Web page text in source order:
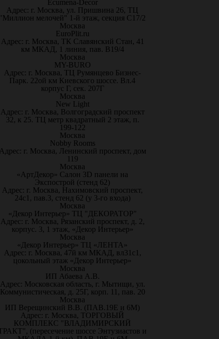
Ecumena-Decor
Адрес: г. Москва, ул. Пришвина 26, ТЦ
мелочей" 1-й этаж, секция С17/2
Москва
EuroPlit.ru
Адрес: г. Москва, ТК Славянский Стан, 41
км МКАД, 1 линия, пав. В19/4
Москва
MY-BURO
Адрес: г. Москва, ТЦ Румянцево Бизнес-
Парк. 22ой км Киевского шоссе. Вл.4
корпус Г, сек. 207Г
Москва
New Light
Адрес: г. Москва, Волгоградский проспект
32, к 25. ТЦ метр квадратный 2 этаж, п.
199-122
Москва
Nobby Rooms
г. Москва, Ленинский проспект, дом
119
Москва
«АртДекор» Салон 3D панели на
Экспострой (стенд 62)
Адрес: г. Москва, Нахимовский проспект,
24с1, пав.3, стенд 62 (у 3-го входа)
Москва
«Декор Интерьер» ТЦ "ДЕКОРАТОР"
Адрес: г. Москва, Рязанский проспект, д. 2,
корпус. 3, 1 этаж, «Декор Интерьер»
Москва
«Декор Интерьер» ТЦ «ЛЕНТА»
Адрес: г. Москва, 47й км МКАД, вл31с1,
цокольный этаж «Декор Интерьер»
Москва
ИП Абаева А.В.
Адрес: Московская область, г. Мытищи, ул.
Коммунистическая, д. 25Г, корп. 11, пав. 20
Москва
ИП Верещинский В.В. (ПАВ.19Е и 6М)
Адрес: г. Москва, ТОРГОВЫЙ
КОМПЛЕКС "ВЛАДИМИРСКИЙ
(пересечение шоссе Энтузиастов и